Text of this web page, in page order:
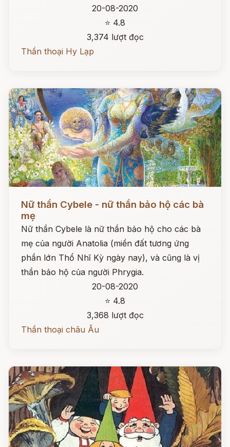
20-08-2020
⭐ 4.8
3,374 lượt đọc
Thần thoại Hy Lạp
Nữ thần Cybele - nữ thần bảo hộ các bà
mẹ
Nữ thần Cybele là nữ thần bảo hộ cho các bà
mẹ của người Anatolia (miền đất tương ứng
phần lớn Thổ Nhĩ Kỳ ngày nay), và cũng là vị
thần bảo hộ của người Phrygia.
20-08-2020
⭐ 4.8
3,368 lượt đọc
Thần thoại châu Âu